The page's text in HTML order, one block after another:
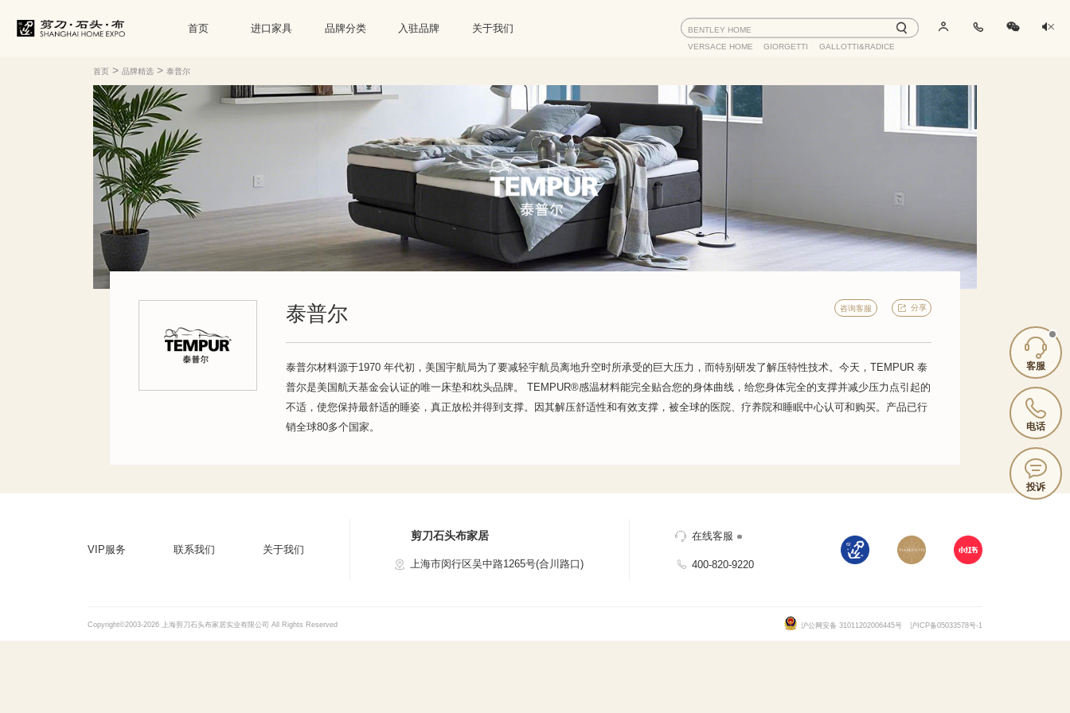
首页 进口家具 品牌分类 入驻品牌 关于我们
BENTLEY HOME
VERSACE HOME
GIORGETTI GALLOTTI&RADICE
首页 >品牌精选 >泰普尔
泰普尔
泰普尔材料源于1970 年代初，美国宇航局为了要减轻宇航员离地升空时所承受的巨大压力，而特别研发了解压特性技术。今天，TEMPUR 泰
普尔是美国航天基金会认证的唯一床垫和枕头品牌。 TEMPUR®感温材料能完全贴合您的身体曲线，给您身体完全的支撑并减少压力点引起的
不适，使您保持最舒适的睡姿，真正放松并得到支撑。因其解压舒适性和有效支撑，被全球的医院、疗养院和睡眠中心认可和购买。产品已行
销全球80多个国家。
咨询客服 分享
VIP服务 联系我们 关于我们
剪刀石头布家居
上海市闵行区吴中路1265号(合川路口)
在线客服
400-820-9220
Copyright©2003-2026 上海剪刀石头布家居实业有限公司 All Rights Reserved 沪公网安备 31011202006445号 沪ICP备05033578号-1
客服
电话
投诉